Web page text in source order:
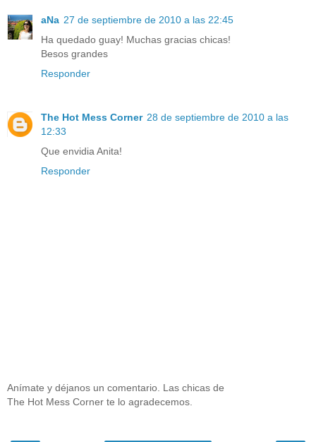
aNa 27 de septiembre de 2010 a las 22:45
Ha quedado guay! Muchas gracias chicas!
Besos grandes
Responder
The Hot Mess Corner 28 de septiembre de 2010 a las
12:33
Que envidia Anita!
Responder
Anímate y déjanos un comentario. Las chicas de
The Hot Mess Corner te lo agradecemos.